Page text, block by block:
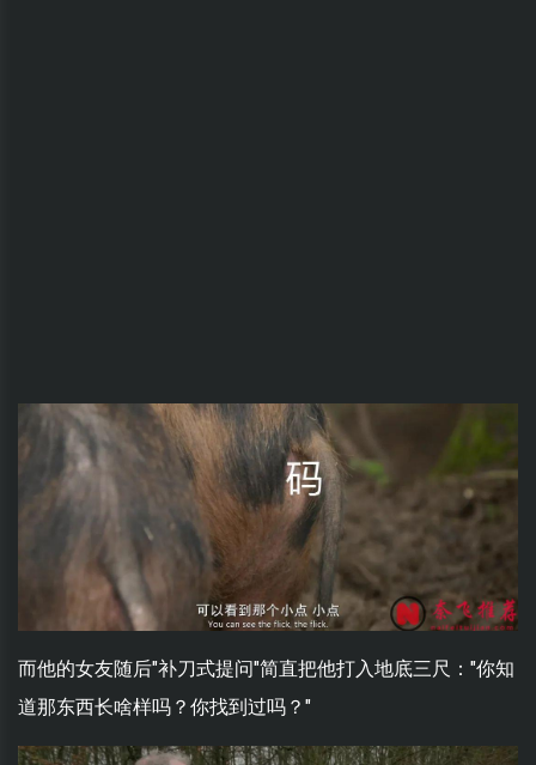
而他的女友随后"补刀式提问"简直把他打入地底三尺："你知
道那东西长啥样吗？你找到过吗？"